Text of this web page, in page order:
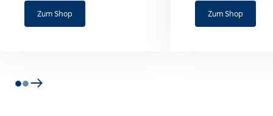
Zum Shop Zum Shop